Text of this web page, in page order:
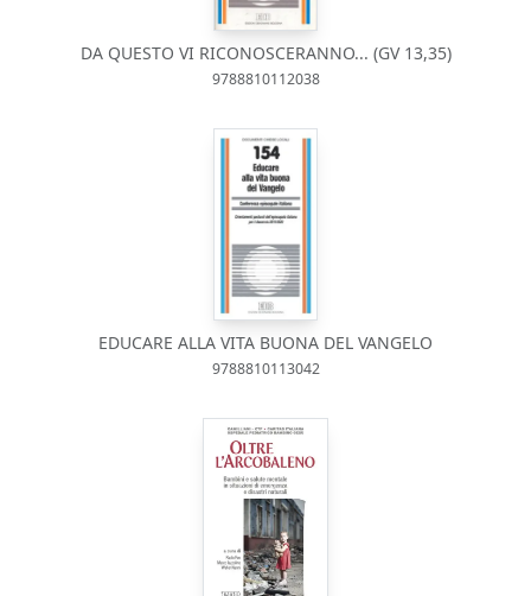
DA QUESTO VI RICONOSCERANNO... (GV 13,35)
9788810112038
EDUCARE ALLA VITA BUONA DEL VANGELO
9788810113042